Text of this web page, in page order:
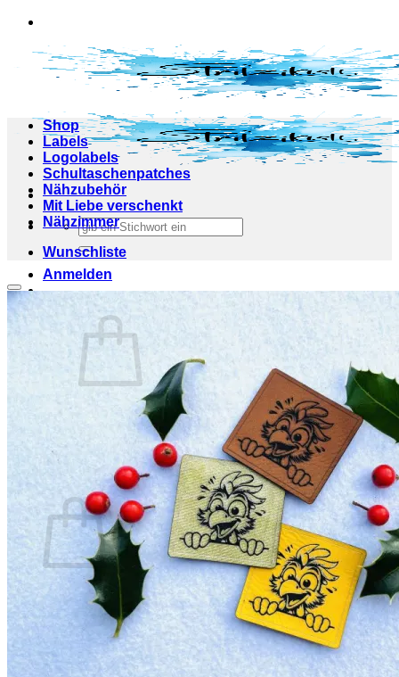
Zum
springen
Suchen
nach:
Anmelden
Warenkorb / €
Es befinden sich keine Produkte im Warenkorb.
Zurück zum Shop
Warenkorb
Es befinden sich keine Produkte im Warenkorb.
Zurück zum Shop
Shop
Labels
Logolabels
Schultaschenpatches
Nähzubehör
Mit Liebe verschenkt
Nähzimmer
Wunschliste
Add to wishlist